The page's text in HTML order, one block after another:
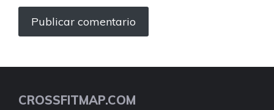
CROSSFITMAP.COM